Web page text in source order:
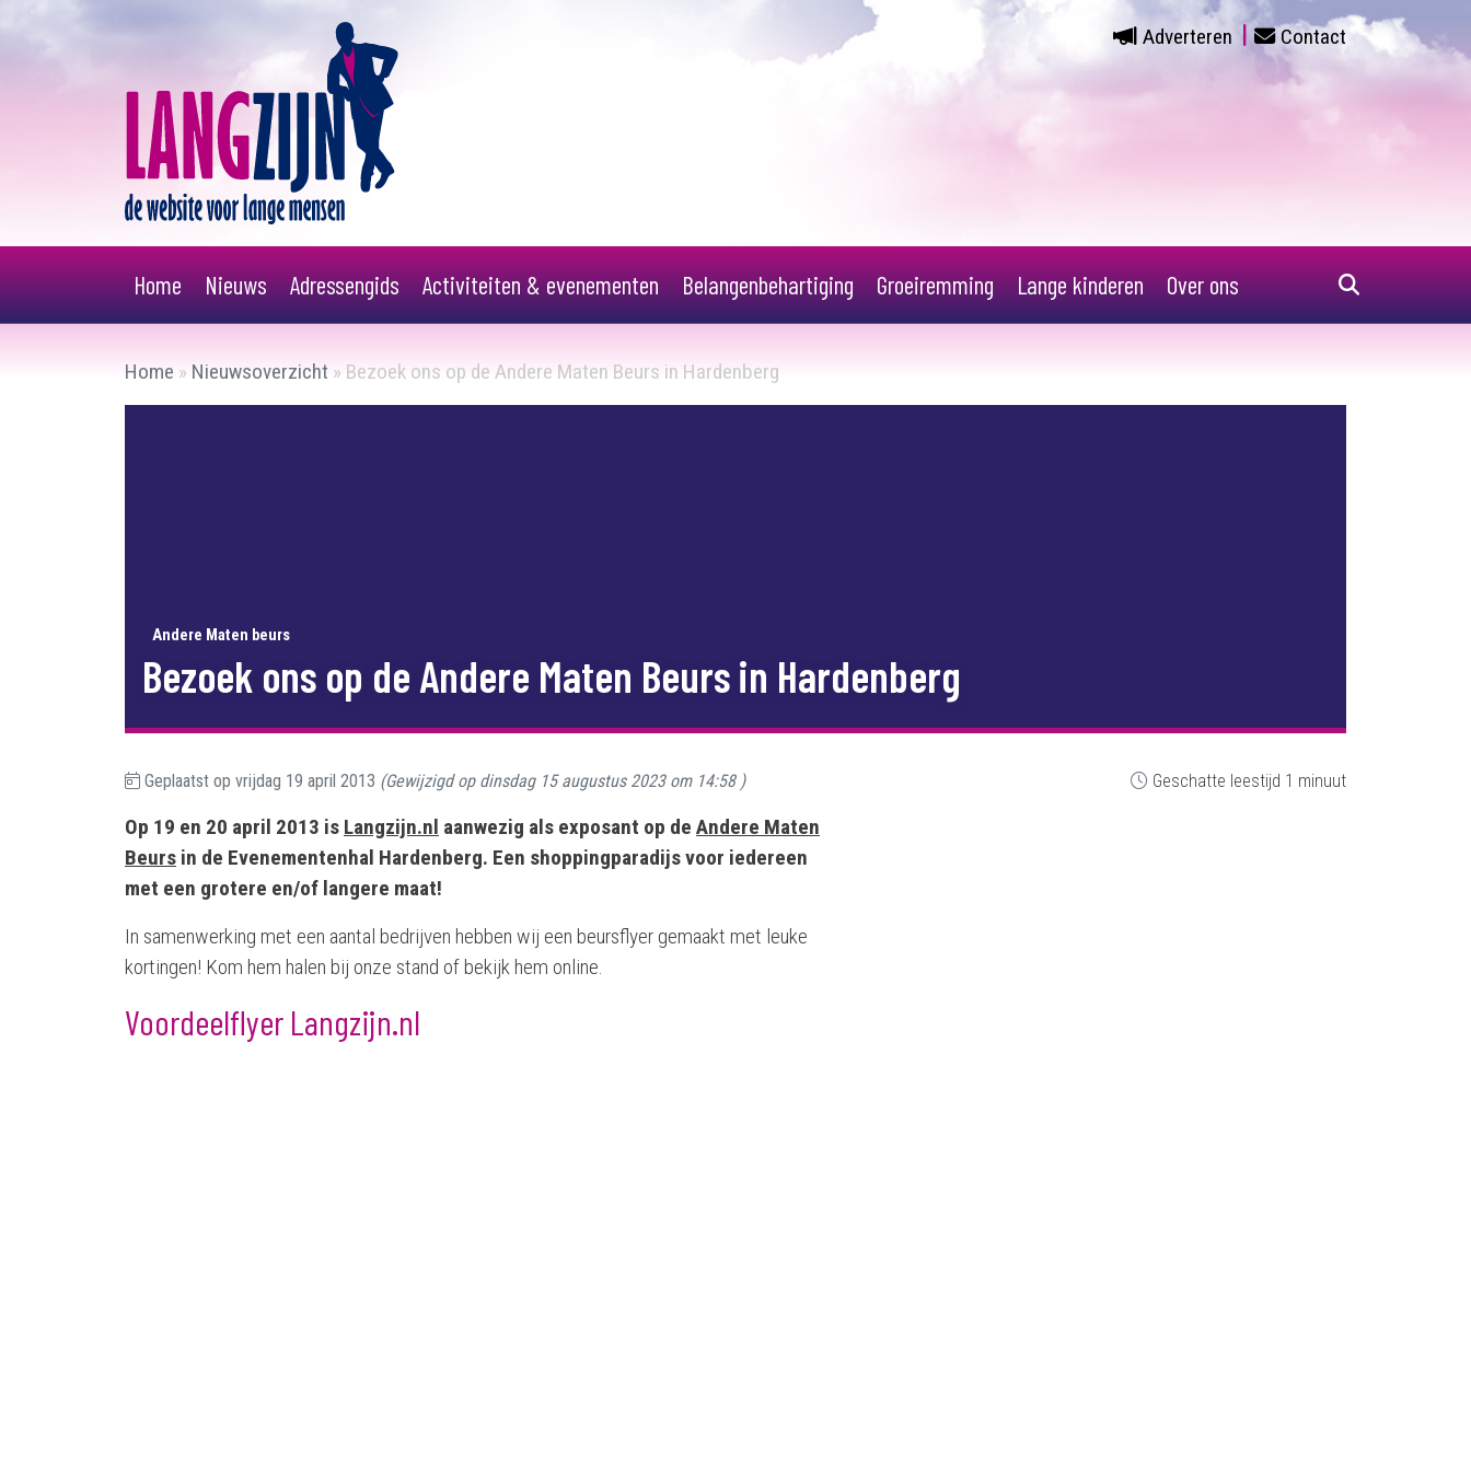
Adverteren Contact
Home Nieuws Adressengids Activiteiten & evenementen Belangenbehartiging Groeiremming Lange kinderen Over ons
Home » Nieuwsoverzicht » Bezoek ons op de Andere Maten Beurs in Hardenberg
Andere Maten beurs
Bezoek ons op de Andere Maten Beurs in Hardenberg
Geplaatst op vrijdag 19 april 2013 (Gewijzigd op dinsdag 15 augustus 2023 om 14:58) Geschatte leestijd 1 minuut
Op 19 en 20 april 2013 is Langzijn.nl aanwezig als exposant op de Andere Maten
Beurs in de Evenementenhal Hardenberg. Een shoppingparadijs voor iedereen
met een grotere en/of langere maat!
In samenwerking met een aantal bedrijven hebben wij een beursflyer gemaakt met leuke
kortingen! Kom hem halen bij onze stand of bekijk hem online.
Voordeelflyer Langzijn.nl